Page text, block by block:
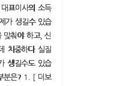
표이사의 소득
가 생길수 있습
맞춰야 하고, 신
치중하다 실질
생길수도 있습
분은? 1. [ 더보